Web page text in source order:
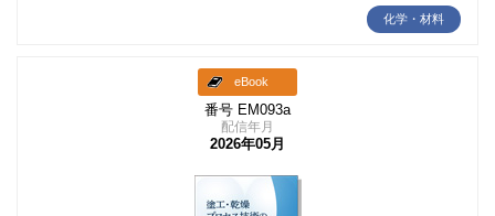
化学・材料
eBook
番号 EM093a
配信年月
2026年05月